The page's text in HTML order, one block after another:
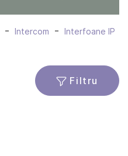
Intercom Interfoane IP
Filtru